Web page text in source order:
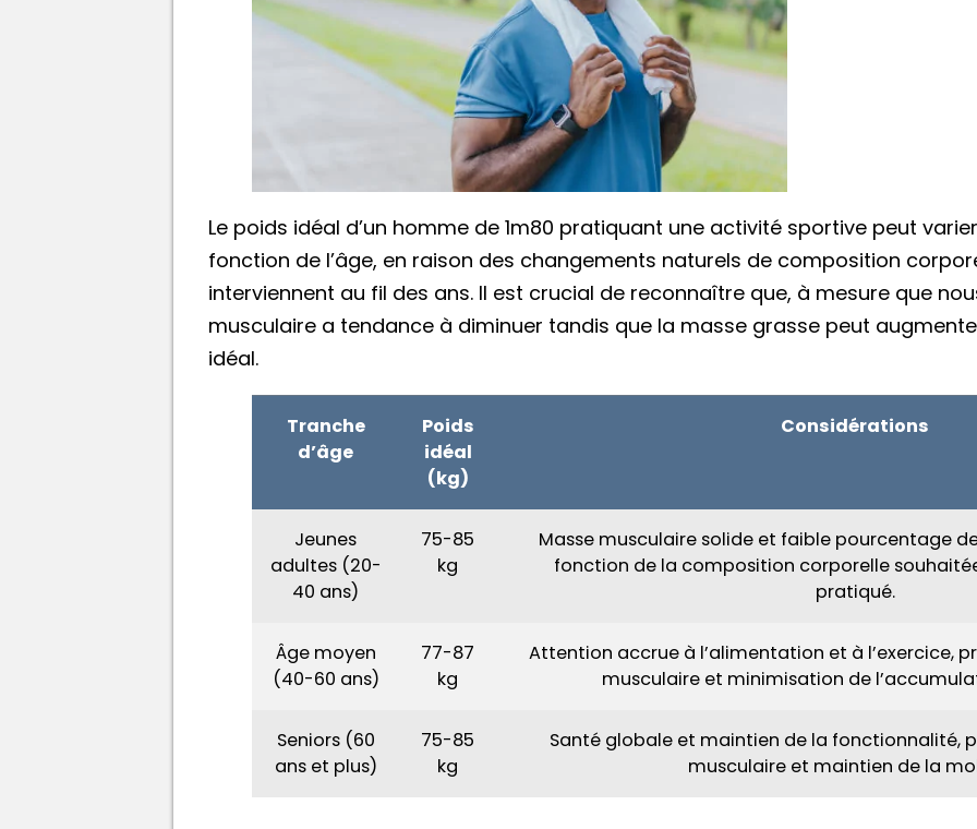
Le poids idéal d’un homme de 1m80 pratiquant une activité sportive peut
fonction de l’âge, en raison des changements naturels de composition
interviennent au fil des ans. Il est crucial de reconnaître que, à mesure que
musculaire a tendance à diminuer tandis que la masse grasse peut
idéal.
Tranche
d’âge
Poids
idéal
(kg)
Considérations
Jeunes
adultes (20-
40 ans)
75-85
kg
Masse musculaire solide et faible pourcentage
fonction de la composition corporelle
pratiqué.
Âge moyen
(40-60 ans)
77-87
kg
Attention accrue à l’alimentation et à l’exercice,
musculaire et minimisation de
Seniors (60
ans et plus)
75-85
kg
Santé globale et maintien de la fonctionnalité,
musculaire et maintien de la